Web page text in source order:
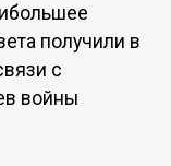
получили в
с
войны